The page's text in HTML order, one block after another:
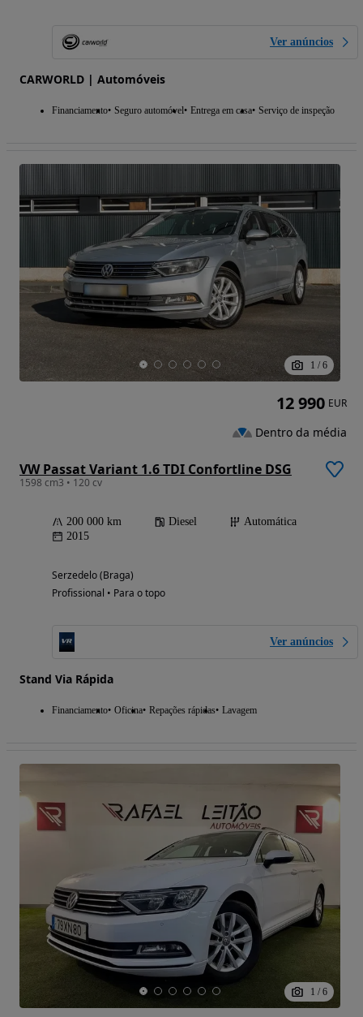
Ver anúncios
CARWORLD | Automóveis
Financiamento Seguro automóvel Entrega em casa Serviço de inspeção
1 / 6
VW Passat Variant 1.6 TDI Confortline DSG
1598 cm3 • 120 cv
200 000 km Diesel
Automática
2015
Serzedelo (Braga)
Profissional • Para o topo
Ver anúncios
Stand Via Rápida
Financiamento Oficina Repações rápidas Lavagem
12 990 EUR
Dentro da média
1 / 6